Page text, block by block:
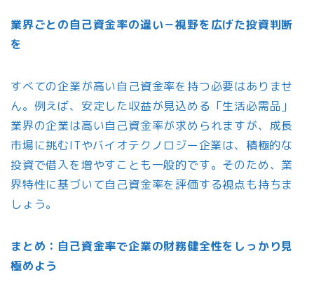
業界ごとの自己資金率の違い－視野を広げた投資判断
を
すべての企業が高い自己資金率を持つ必要はありませ
ん。例えば、安定した収益が見込める「生活必需品」
業界の企業は高い自己資金率が求められますが、成長
市場に挑むITやバイオテクノロジー企業は、積極的な
投資で借入を増やすことも一般的です。そのため、業
界特性に基づいて自己資金率を評価する視点も持ちま
しょう。
まとめ：自己資金率で企業の財務健全性をしっかり見
極めよう